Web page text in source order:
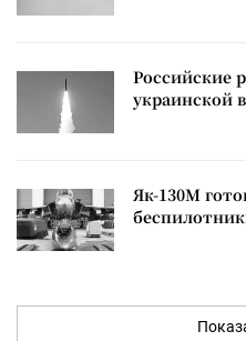
Российские
украинской
Як-130М